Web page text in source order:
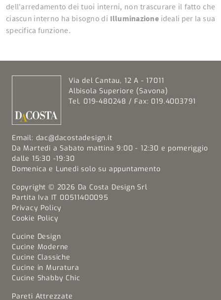
dell'arredamento dei tuoi interni, non trascurare il fatto che
ciascun interno ha bisogno di Illuminazioneideali per la sua
specifica funzione.
Via del Cantau, 12 A - 17011
Albisola Superiore (Savona)
Tel. 019-480248 / Fax: 019.4003791
Email: dac@dacostadesign.it
Da Martedi a Sabato mattina 9:00 - 12:30 e pomeriggio
dalle 15:30 -19:30
Domenica e Lunedi solo su appuntamento
Copyright © 2026 Da Costa Design Srl
Partita Iva IT 00511400095
Privacy Policy
Cookie Policy
Cucine Design
Cucine Moderne
Cucine Classiche
Cucine in Muratura
Cucine Shabby Chic
Pareti Attrezzate